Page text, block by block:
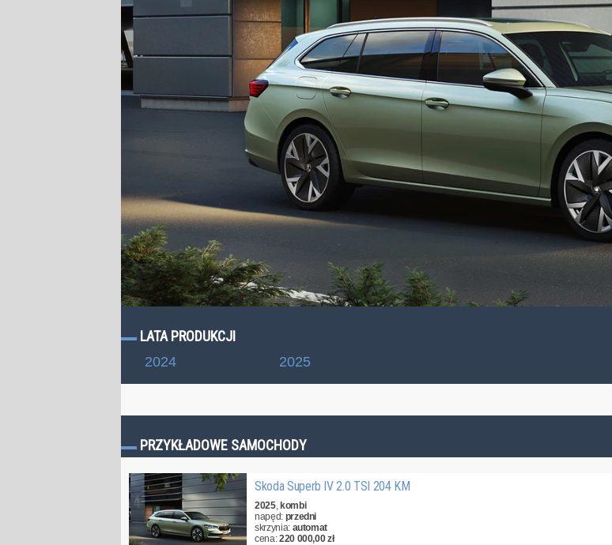
LATA PRODUKCJI
2024 2025
PRZYKŁADOWE SAMOCHODY
Skoda Superb IV 2.0 TSI 204 KM
2025, kombi
napęd: przedni
skrzynia: automat
cena:220 000,00 zł